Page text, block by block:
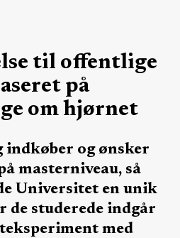
til offentlige
på
om hjørnet
og ønsker
masterniveau, så
Universitet en unik
de studerede indgår
med